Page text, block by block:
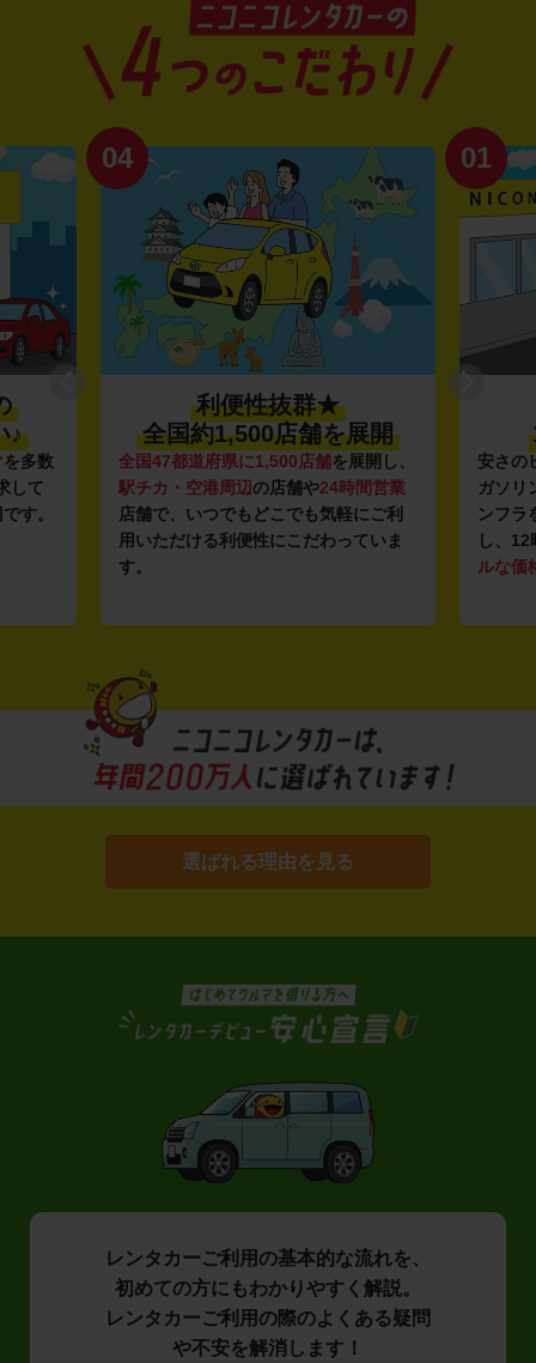
♪
を多数
して
す。
04
利便性抜群★
全国約1,500店舗を展開
全国47都道府県に1,500店舗を展開し、
駅チカ・空港周辺の店舗や24時間営業
店舗で、いつでもどこでも気軽にご利
用いただける利便性にこだわっていま
す。
01
安さの
ガソリ
ンフラ
し、
ルな価
選ばれる理由を見る
レンタカーご利用の基本的な流れを、
初めての方にもわかりやすく解説。
レンタカーご利用の際のよくある疑問
や不安を解消します！